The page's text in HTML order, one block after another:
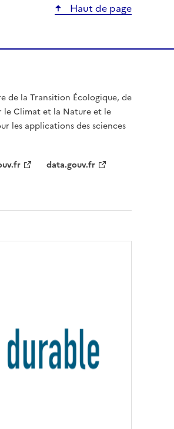
Haut de page
de la Transition Écologique, de
le Climat et la Nature et le
les applications des sciences
data.gouv.fr